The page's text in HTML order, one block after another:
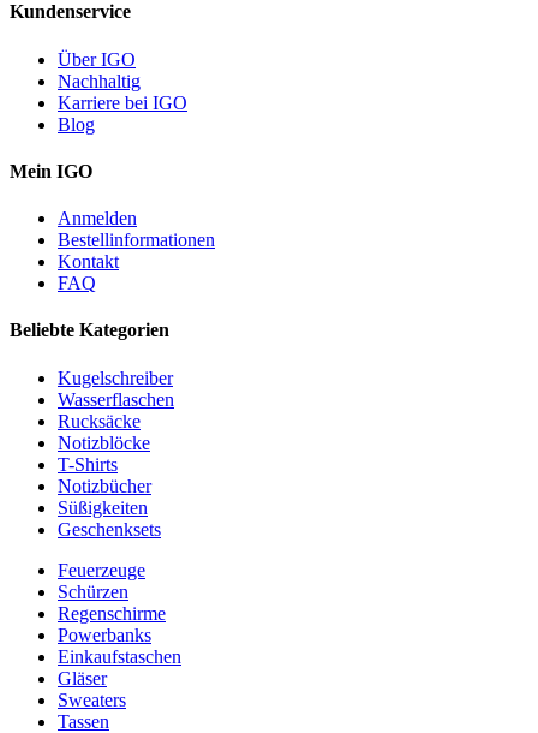
Kundenservice
Über IGO
Nachhaltig
Karriere bei IGO
Blog
Mein IGO
Anmelden
Bestellinformationen
Kontakt
FAQ
Beliebte Kategorien
Kugelschreiber
Wasserflaschen
Rucksäcke
Notizblöcke
T-Shirts
Notizbücher
Süßigkeiten
Geschenksets
Feuerzeuge
Schürzen
Regenschirme
Powerbanks
Einkaufstaschen
Gläser
Sweaters
Tassen